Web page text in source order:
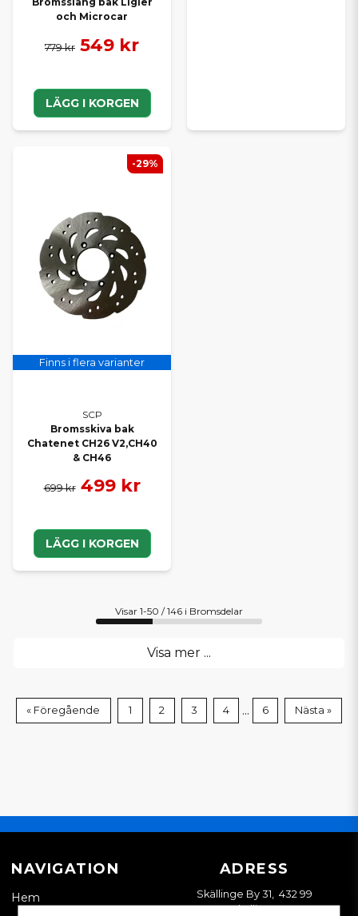
och Microcar
779 kr 549 kr
LÄGG I KORGEN
Finns i flera varianter
SCP
Bromsskiva bak
Chatenet CH26 V2,CH40
& CH46
699 kr 499 kr
LÄGG I KORGEN
-29%
Visar 1-50 / 146 i Bromsdelar
Visa mer ...
« Föregående 1 2 3 4 ... 6 Nästa »
NAVIGATION
Hem
ADRESS
Skällinge By 31, 432 99
Skällinge